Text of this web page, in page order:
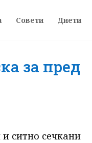
Совети Диети
за пред
ситно сечкани